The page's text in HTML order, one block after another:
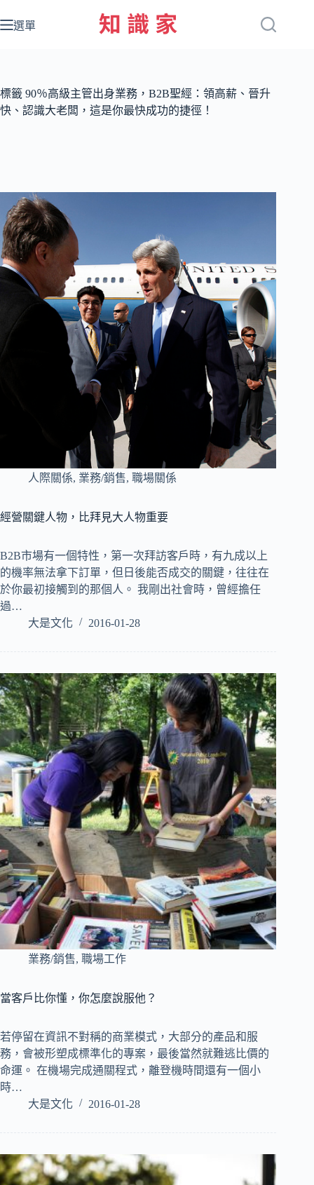
至
容
選單
標籤 90％高級主管出身業務，B2B聖經：領高薪、晉升
快、認識大老闆，這是你最快成功的捷徑！
人際關係, 業務/銷售, 職場關係
經營關鍵人物，比拜見大人物重要
B2B市場有一個特性，第一次拜訪客戶時，有九成以上
的機率無法拿下訂單，但日後能否成交的關鍵，往往在
於你最初接觸到的那個人。 我剛出社會時，曾經擔任
過…
大是文化
2016-01-28
業務/銷售, 職場工作
當客戶比你懂，你怎麼說服他？
若停留在資訊不對稱的商業模式，大部分的產品和服
務，會被形塑成標準化的專案，最後當然就難逃比價的
命運。 在機場完成通關程式，離登機時間還有一個小
時…
大是文化
2016-01-28